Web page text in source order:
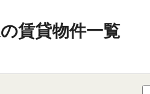
の賃貸物件一覧